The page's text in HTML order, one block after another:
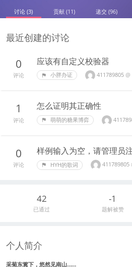
讨论 (3) 贡献 (11) 递交 (96)
最近创建的讨论
0
评论
应该有自定义校验器
小胖办证 411789805 @
1
评论
怎么证明其正确性
萌萌的糖果博弈
0
评论
样例输入为空，请管理员
HYH的歌词 411789805
42
已通过
-1
题解被赞
个人简介
采菊东篱下，悠然见南山……